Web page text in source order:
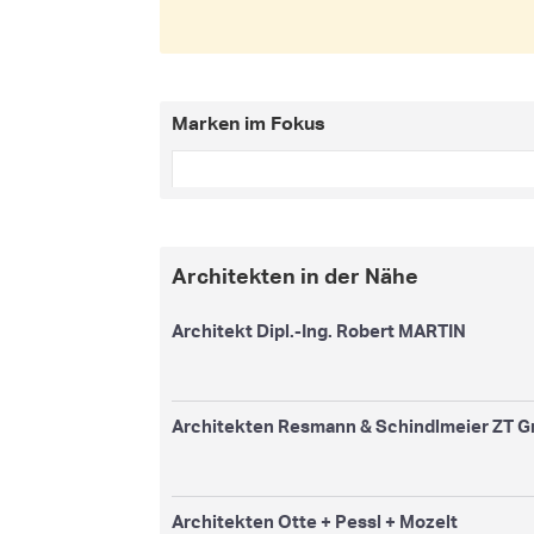
Marken im Fokus
Architekten in der Nähe
Architekt Dipl.-Ing. Robert MARTIN
Architekten Resmann & Schindlmeier ZT
Architekten Otte + Pessl + Mozelt